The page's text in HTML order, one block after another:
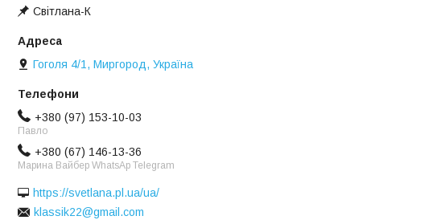
Свiтлана-К
Гоголя 4/1, Миргород, Україна
+380 (97) 153-10-03
Павло
+380 (67) 146-13-36
Марина Вайбер WhatsAp Telegram
https://svetlana.pl.ua/ua/
klassik22@gmail.com